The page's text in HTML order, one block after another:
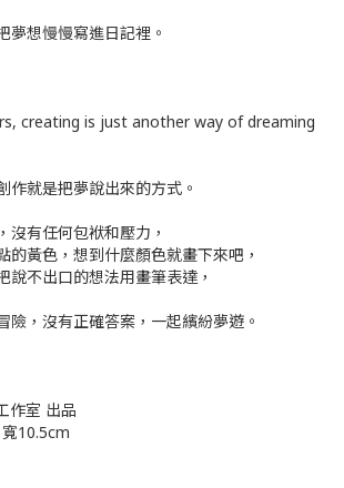
夢想慢慢寫進日記裡。
creating is just another way of dreaming
作就是把夢說出來的方式。
沒有任何包袱和壓力，
的黃色，想到什麼顏色就畫下來吧，
說不出口的想法用畫筆表達，
險，沒有正確答案，一起繽紛夢遊。
作室 出品
10.5cm